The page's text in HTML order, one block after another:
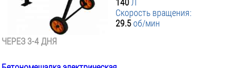
140 Л
Скорость вращения:
29.5 об/мин
ЧЕРЕЗ 3-4 ДНЯ